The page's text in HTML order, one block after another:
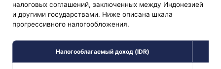
налоговых соглашений, заключенных между Индонезией
и другими государствами. Ниже описана шкала
прогрессивного налогообложения.
Налогооблагаемый доход (IDR)